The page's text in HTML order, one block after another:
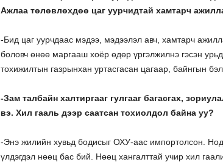
Ажлаа төлөвлөхдөө цаг уурчидтай хамтарч
-Бид цаг уурчдаас мэдээ, мэдээлэл авч, хамтарч
боловч өнөө маргааш хоёр өдөр үргэлжилнэ гэсэн
тохижилтын газрынхан уртасгасан цагаар, байнгын
-Зам талбайн халтиргааг гулгааг багасгах,
вэ. Хил гааль дээр саатсан тохиолдол байна уу?
-Энэ жилийн хувьд бодисыг ОХУ-аас импортолсон.
үлдэгдэл нөөц бас бий. Нөөц хангалттай учир хил